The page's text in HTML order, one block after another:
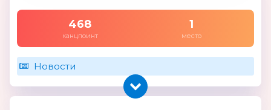
468
канцпоинт
1
место
Новости